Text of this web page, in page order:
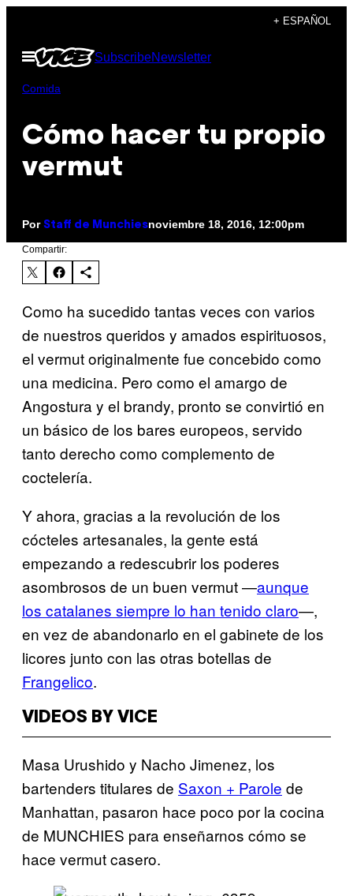
contenido
+ ESPAÑOL
Abrir
Menú
SubscribeNewsletter
Comida
Cómo hacer tu propio
vermut
Por Staff de Munchiesnoviembre 18, 2016, 12:00pm
Compartir:
Como ha sucedido tantas veces con varios
de nuestros queridos y amados espirituosos,
el vermut originalmente fue concebido como
una medicina. Pero como el amargo de
Angostura y el brandy, pronto se convirtió en
un básico de los bares europeos, servido
tanto derecho como complemento de
coctelería.
Y ahora, gracias a la revolución de los
cócteles artesanales, la gente está
empezando a redescubrir los poderes
asombrosos de un buen vermut —aunque
los catalanes siempre lo han tenido claro—,
en vez de abandonarlo en el gabinete de los
licores junto con las otras botellas de
Frangelico.
VIDEOS BY VICE
Masa Urushido y Nacho Jimenez, los
bartenders titulares de Saxon + Parole de
Manhattan, pasaron hace poco por la cocina
de MUNCHIES para enseñarnos cómo se
hace vermut casero.